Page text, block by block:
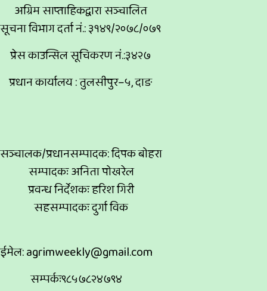
अग्रिम साप्ताहिकद्वारा सञ्चालित
सूचना विभाग दर्ता नं.: ३१४९/२०७८/०७९
प्रेस काउन्सिल सूचिकरण नं.:३४२७
प्रधान कार्यालय : तुलसीपुर–५, दाङ
सञ्चालक/प्रधानसम्पादक: दिपक बोहरा
सम्पादकः अनिता पोखरेल
प्रवन्ध निर्देशकः हरिश गिरी
सहसम्पादकः दुर्गा विक
ईमेल:agrimweekly@gmail.com
सम्पर्कः९८५७८२४७९४